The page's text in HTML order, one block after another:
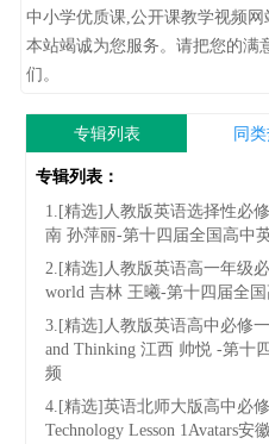
中小学优质课,公开课教学视频网
本站竭诚为您服务。请把您的满
们。
专辑列表 同
专辑列表：
1.[精选]人教版英语选择性必
南 孙萍丽-第十四届全国高中
2.[精选]人教版英语高一年级必
world 吉林 王曦-第十四届全
3.[精选]人教版英语高中必修一
and Thinking 江西 帅悦 -第十
频
4.[精选]英语北师大版高中必
Technology Lesson 1Avatars